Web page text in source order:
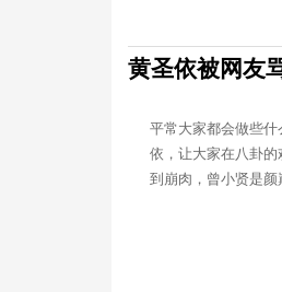
黄圣依被网友
平常大家都会做些
依，让大家在八卦
到崩肉，曾小贤是